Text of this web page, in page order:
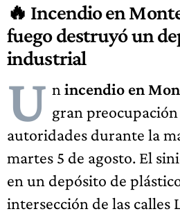
🔥 Incendio en
fuego destruyó un
industrial
U n incendio en
gran
autoridades durante la
martes 5 de agosto. El
en un depósito de
intersección de las calles